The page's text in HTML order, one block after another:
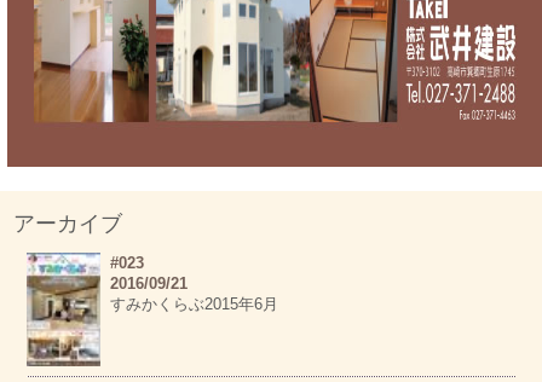
アーカイブ
#023
2016/09/21
すみかくらぶ2015年6月